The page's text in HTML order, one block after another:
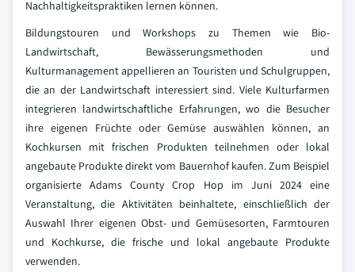
Nachhaltigkeitspraktiken lernen können.
Bildungstouren und Workshops zu Themen wie Bio-
Landwirtschaft, Bewässerungsmethoden und
Kulturmanagement appellieren an Touristen und Schulgruppen,
die an der Landwirtschaft interessiert sind. Viele Kulturfarmen
integrieren landwirtschaftliche Erfahrungen, wo die Besucher
ihre eigenen Früchte oder Gemüse auswählen können, an
Kochkursen mit frischen Produkten teilnehmen oder lokal
angebaute Produkte direkt vom Bauernhof kaufen. Zum Beispiel
organisierte Adams County Crop Hop im Juni 2024 eine
Veranstaltung, die Aktivitäten beinhaltete, einschließlich der
Auswahl Ihrer eigenen Obst- und Gemüsesorten, Farmtouren
und Kochkurse, die frische und lokal angebaute Produkte
verwenden.